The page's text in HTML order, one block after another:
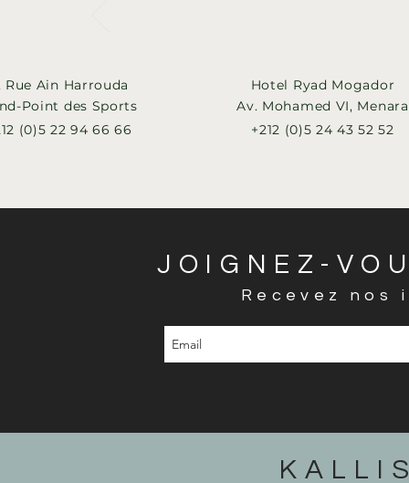
JOIGNEZ-
Recevez nos
Rue Ain Harrouda
Point des Sports
(0)5 22 94 66 66
Hotel Ryad Mogador
Av. Mohamed VI, Menara
+212 (0)5 24 43 52 52